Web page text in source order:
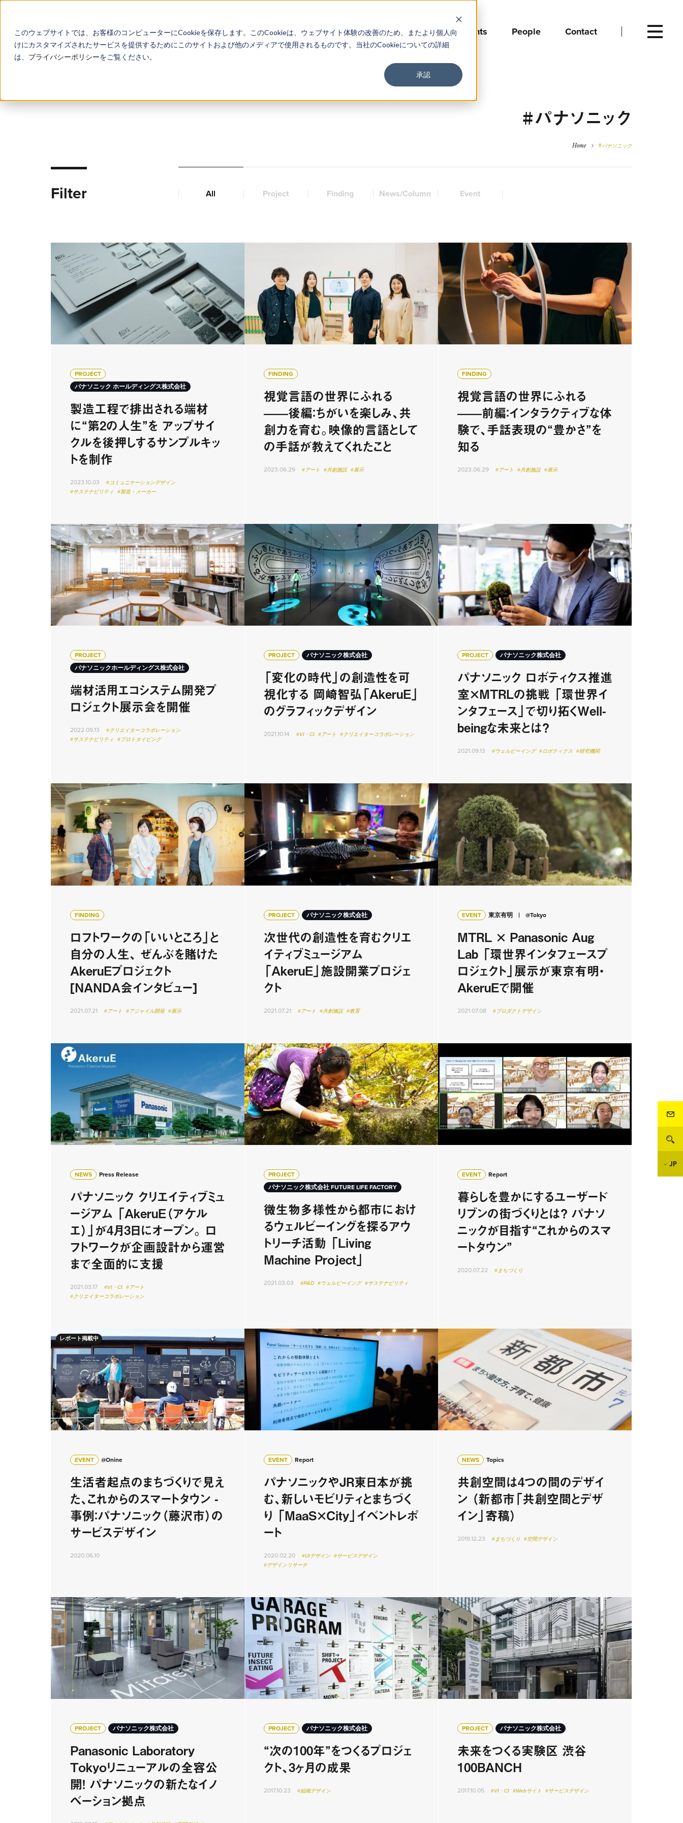
このウェブサイトでは、お客様のコンピューターにCookieを保存します。このCookieは、ウェブサイト体験の改善のため、またより個人向
けにカスタマイズされたサービスを提供するためにこのサイトおよび他のメディアで使用されるものです。当社のCookieについての詳細
は、 プライバシーポリシーをご覧ください。
承認
About Service Work Findings Events People Contact
#パナソニック
Home #パナソニック
JP
Filter All Project Finding News/Column Event
PROJECT
パナソニック ホールディングス株式会社
製造工程で排出される端材
に“第2の人生”を アップサイ
クルを後押しするサンプルキッ
トを制作
2023.10.03
#コミュニケーションデザイン
#サステナビリティ
#製造・メーカー
FINDING
視覚言語の世界にふれる
——後編：ちがいを楽しみ、共
創力を育む。映像的言語として
の手話が教えてくれたこと
2023.06.29 #アート #共創施設 #展示
FINDING
視覚言語の世界にふれる
——前編：インタラクティブな体
験で、手話表現の“豊かさ”を
知る
2023.06.29 #アート #共創施設 #展示
PROJECT
パナソニックホールディングス株式会社
端材活用エコシステム開発プ
ロジェクト展示会を開催
2022.09.13
#クリエイターコラボレーション
#サステナビリティ
#プロトタイピング
PROJECT パナソニック株式会社
「変化の時代」の創造性を可
視化する 岡崎智弘「AkeruE」
のグラフィックデザイン
2021.10.14 #VI・CI #アート #クリエイターコラボレーション
PROJECT パナソニック株式会社
パナソニック ロボティクス推進
室×MTRLの挑戦 「環世界イ
ンタフェース」で切り拓くWell-
beingな未来とは？
2021.09.13 #ウェルビーイング #ロボティクス #研究機関
FINDING
ロフトワークの「いいところ」と
自分の人生、 ぜんぶを賭けた
AkeruEプロジェクト
[NANDA会インタビュー]
2021.07.21 #アート #アジャイル開発 #展示
PROJECT パナソニック株式会社
次世代の創造性を育むクリエ
イティブミュージアム
「AkeruE」施設開業プロジェ
クト
2021.07.21 #アート #共創施設 #教育
EVENT 東京有明 @Tokyo
MTRL × Panasonic Aug
Lab 「環世界インタフェースプ
ロジェクト」展示が東京有明・
AkeruEで開催
2021.07.08 #プロダクトデザイン
NEWS Press Release
パナソニック クリエイティブミュ
ージアム 「AkeruE（アケル
エ）」が4月3日にオープン。 ロ
フトワークが企画設計から運営
まで全面的に支援
2021.03.17 #VI・CI
#アート
#クリエイターコラボレーション
PROJECT
パナソニック株式会社 FUTURE LIFE FACTORY
微生物多様性から都市におけ
るウェルビーイングを探るアウ
トリーチ活動 「Living
Machine Project」
2021.03.03 #R&D #ウェルビーイング #サステナビリティ
EVENT Report
暮らしを豊かにするユーザード
リブンの街づくりとは？ パナソ
ニックが目指す“これからのスマ
ートタウン”
2020.07.22 #まちづくり
レポート掲載中
EVENT @Onine
生活者起点のまちづくりで見え
た、これからのスマートタウン -
事例：パナソニック（藤沢市）の
サービスデザイン
2020.06.10
EVENT Report
パナソニックやJR東日本が挑
む、新しいモビリティとまちづく
り 「MaaS×City」イベントレポ
ート
2020.02.20 #UIデザイン
#サービスデザイン
#デザインリサーチ
NEWS Topics
共創空間は4つの間のデザイ
ン （新都市「共創空間とデザ
イン」寄稿）
2019.12.23 #まちづくり #空間デザイン
PROJECT パナソニック株式会社
Panasonic Laboratory
Tokyoリニューアルの全容公
開！ パナソニックの新たなイノ
ベーション拠点
PROJECT パナソニック株式会社
“次の100年”をつくるプロジェ
クト、3ヶ月の成果
2017.10.23 #組織デザイン
PROJECT パナソニック株式会社
未来をつくる実験区 渋谷
100BANCH
2017.10.05 #VI・CI #Webサイト #サービスデザイン